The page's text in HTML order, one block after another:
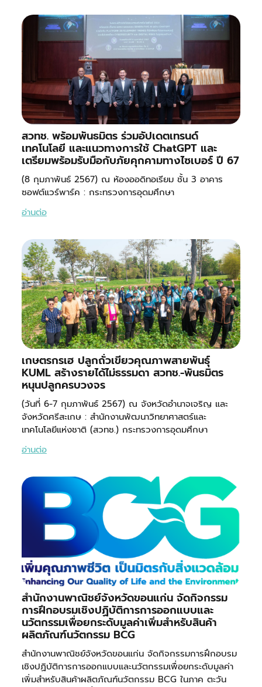
สวทช. พร้อมพันธมิตร ร่วมอัปเดตเทรนด์
เทคโนโลยี และแนวทางการใช้ ChatGPT และ
เตรียมพร้อมรับมือกับภัยคุกคามทางไซเบอร์ ปี 67
(8 กุมภาพันธ์ 2567) ณ ห้องออดิทอเรียม ชั้น 3 อาคาร
ซอฟต์แวร์พาร์ค : กระทรวงการอุดมศึกษา
อ่านต่อ
เกษตรกรเฮ ปลูกถั่วเขียวคุณภาพสายพันธุ์
KUML สร้างรายได้ไม่ธรรมดา สวทช.-พันธมิตร
หนุนปลูกครบวงจร
(วันที่ 6-7 กุมภาพันธ์ 2567) ณ จังหวัดอำนาจเจริญ และ
จังหวัดศรีสะเกษ : สำนักงานพัฒนาวิทยาศาสตร์และ
เทคโนโลยีแห่งชาติ (สวทช.) กระทรวงการอุดมศึกษา
อ่านต่อ
สำนักงานพาณิชย์จังหวัดขอนแก่น จัดกิจกรรม
การฝึกอบรมเชิงปฏิบัติการการออกแบบและ
นวัตกรรมเพื่อยกระดับมูลค่าเพิ่มสำหรับสินค้า
ผลิตภัณฑ์นวัตกรรม BCG
สำนักงานพาณิชย์จังหวัดขอนแก่น จัดกิจกรรมการฝึกอบรม
เชิงปฏิบัติการการออกแบบและนวัตกรรมเพื่อยกระดับมูลค่า
เพิ่มสำหรับสินค้าผลิตภัณฑ์นวัตกรรม BCG ในภาค ตะวัน